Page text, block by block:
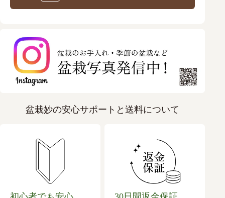
盆栽妙の安心サポートと送料について